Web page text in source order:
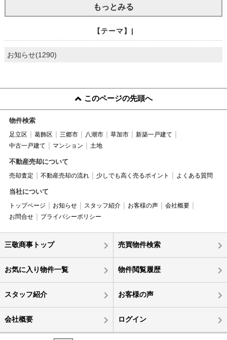
もっとみる
【テーマ】|
お知らせ(1290)
このページの先頭へ
物件検索
足立区 葛飾区 三郷市 八潮市 草加市
新築一戸建て
中古一戸建て
マンション 土地
不動産売却について
売却査定 不動産売却の流れ 少しでも高く売るポイント よくある質問
当社について
トップページ お知らせ スタッフ紹介 お客様の声
会社概要
お問合せ
プライバシーポリシー
三敬商事トップ 売買物件検索
お気に入り物件一覧 物件閲覧履歴
スタッフ紹介 お客様の声
会社概要 ログイン